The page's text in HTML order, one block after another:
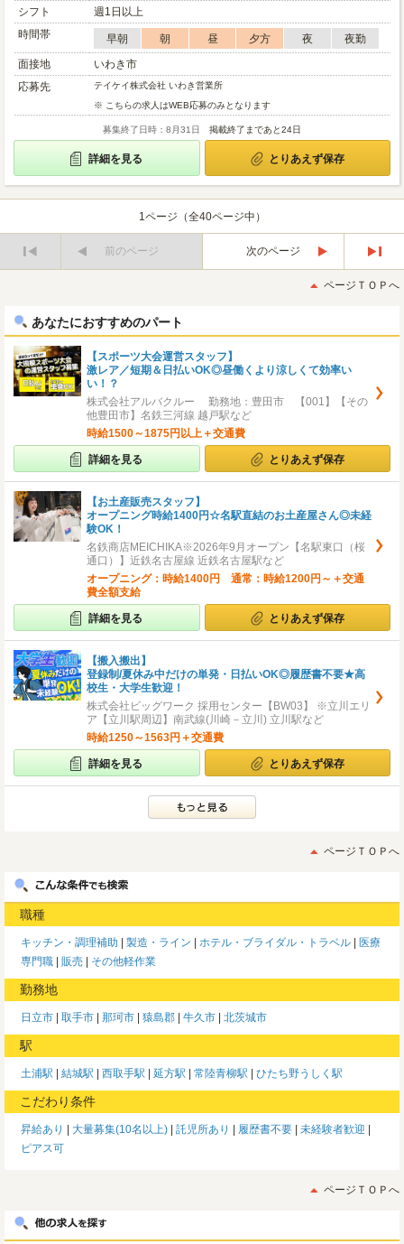
シフト
週1日以上
時間帯
早朝 朝 昼 夕方 夜
夜勤
面接地
いわき市
応募先
テイケイ株式会社 いわき営業所
※ こちらの求人はWEB応募のみとなります
募集終了日時：8月31日 掲載終了まであと24日
詳細を見る とりあえず保存
1ページ（全40ページ中）
前のページ
次のページ
後
ページＴＯＰへ
あなたにおすすめのパート
【スポーツ大会運営スタッフ】
激レア／短期＆日払いOK◎昼働くより涼しくて効率い
い！？
株式会社アルバクルー 勤務地：豊田市 【001】【その
他豊田市】名鉄三河線 越戸駅など
時給1500～1875円以上＋交通費
詳細を見る とりあえず保存
【お土産販売スタッフ】
オープニング時給1400円☆名駅直結のお土産屋さん◎未経
験OK！
名鉄商店MEICHIKA※2026年9月オープン【名駅東口（桜
通口）】近鉄名古屋線 近鉄名古屋駅など
オープニング：時給1400円 通常：時給1200円～＋交通
費全額支給
詳細を見る とりあえず保存
【搬入搬出】
登録制/夏休み中だけの単発・日払いOK◎履歴書不要★高
校生・大学生歓迎！
株式会社ビッグワーク 採用センター【BW03】 ※立川エリ
ア【立川駅周辺】南武線(川崎－立川) 立川駅など
時給1250～1563円＋交通費
詳細を見る とりあえず保存
ページＴＯＰへ
職種
キッチン・調理補助 製造・ライン ホテル・ブライダル・トラベル
医療
専門職
販売 その他軽作業
勤務地
日立市 取手市 那珂市 猿島郡 牛久市 北茨城市
駅
土浦駅 結城駅 西取手駅 延方駅 常陸青柳駅 ひたち野うしく駅
こだわり条件
昇給あり 大量募集(10名以上) 託児所あり 履歴書不要
未経験者歓迎
ピアス可
ページＴＯＰへ